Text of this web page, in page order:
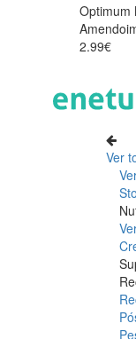
Optimum
2.99€
Ver